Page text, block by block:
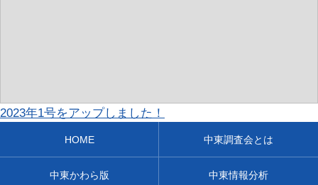
2023年1号をアップしました！
HOME 中東調査会とは
中東かわら版 中東情報分析